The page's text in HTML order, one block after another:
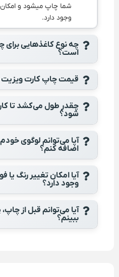
شما چاپ میشود و
وجود دارد.
چه نوع کاغذهایی
است؟
قیمت چاپ کارت
چقدر طول می‌کشد تا
شود؟
آیا می‌توانم لوگوی
اضافه کنم؟
آیا امکان تغییر رنگ
وجود دارد؟
آیا می‌توانم قبل از
ببینم؟